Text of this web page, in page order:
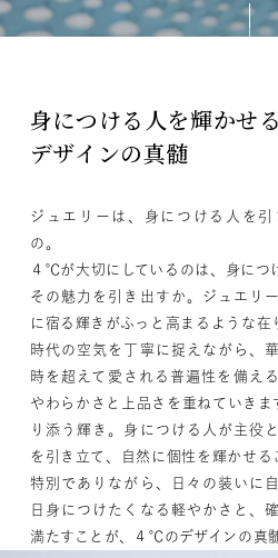
誕生石
石の色
ファッションテイスト
着用シーン
コレクション
レディース
リングサイズ
リングサイズ
身につける人を輝かせる
デザインの真髄
ジュエリーは、身につける人を
の。
４℃が大切にしているのは、身につ
その魅力を引き出すか。ジュエリ
に宿る輝きがふっと高まるような在
時代の空気を丁寧に捉えながら、
時を超えて愛される普遍性を備え
やわらかさと上品さを重ねていき
り添う輝き。身につける人が主役
を引き立て、自然に個性を輝かせる
特別でありながら、日々の装いに
日身につけたくなる軽やかさと、
満たすことが、４℃のデザインの真